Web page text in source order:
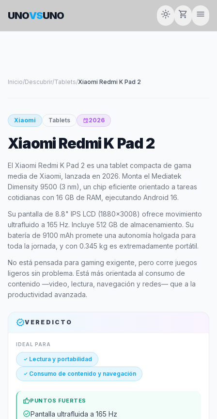
UNOVSUNO light_mode shopping_cart menu
Inicio/Descubrir/Tablets/Xiaomi Redmi K Pad 2
Xiaomi Tablets event2026
Xiaomi Redmi K Pad 2
El Xiaomi Redmi K Pad 2 es una tablet compacta de gama
media de Xiaomi, lanzada en 2026. Monta el Mediatek
Dimensity 9500 (3 nm), un chip eficiente orientado a tareas
cotidianas con 16 GB de RAM, ejecutando Android 16.
Su pantalla de 8.8" IPS LCD (1880x3008) ofrece movimiento
ultrafluido a 165 Hz. Incluye 512 GB de almacenamiento. Su
batería de 9100 mAh promete una autonomía holgada para
toda la jornada, y con 0.345 kg es extremadamente portátil.
No está pensada para gaming exigente, pero corre juegos
ligeros sin problema. Está más orientada al consumo de
contenido —video, lectura, navegación y redes— que a la
productividad avanzada.
verifiedVEREDICTO
IDEAL PARA
check_small Lectura y portabilidad
check_small Consumo de contenido y navegación
thumb_upPUNTOS FUERTES
check_circlePantalla ultrafluida a 165 Hz